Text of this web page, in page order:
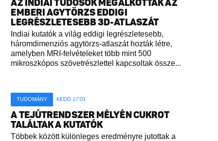
AZ INDIAI TUDÓSOK MEGALKOTTÁK AZ
EMBERI AGYTÖRZS EDDIGI
LEGRÉSZLETESEBB 3D-ATLASZÁT
Indiai kutatók a világ eddigi legrészletesebb,
háromdimenziós agytörzs-atlaszát hozták létre,
amelyben MRI-felvételeket több mint 500
mikroszkópos szövetrészlettel kapcsoltak össze...
TUDOMÁNY KEDD 17:01
A TEJÚTRENDSZER MÉLYÉN CUKROT
TALÁLTAK A KUTATÓK
Többek között különleges eredményre jutottak a